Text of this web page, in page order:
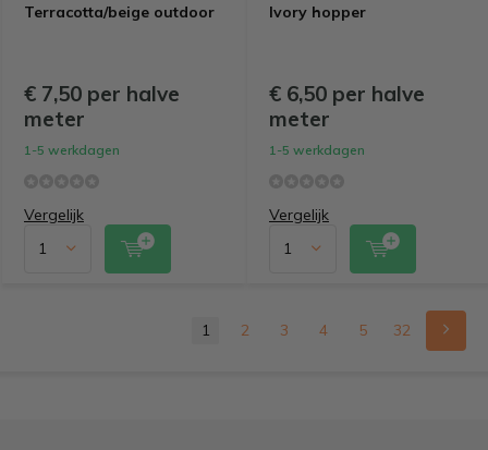
Terracotta/beige outdoor
€ 7,50 per halve
meter
1-5 werkdagen
Vergelijk
Ivory hopper
€ 6,50 per halve
meter
1-5 werkdagen
Vergelijk
1 2 3 4 5 32